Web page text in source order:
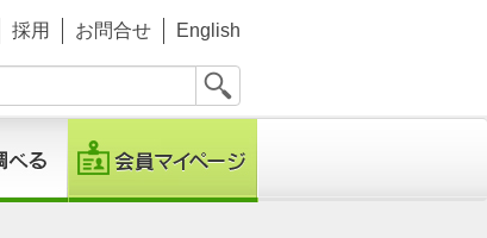
採用 お問合せ English